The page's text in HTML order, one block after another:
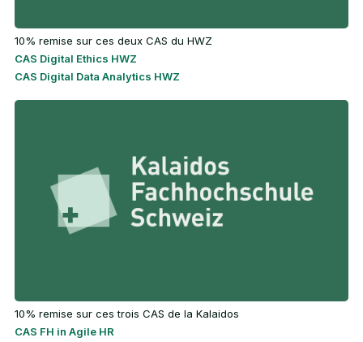
10% remise sur ces deux CAS du HWZ
CAS Digital Ethics HWZ
CAS Digital Data Analytics HWZ
10% remise sur ces trois CAS de la Kalaidos
CAS FH in Agile HR